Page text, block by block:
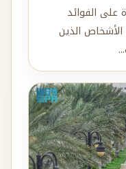
على الفوائد
الذين